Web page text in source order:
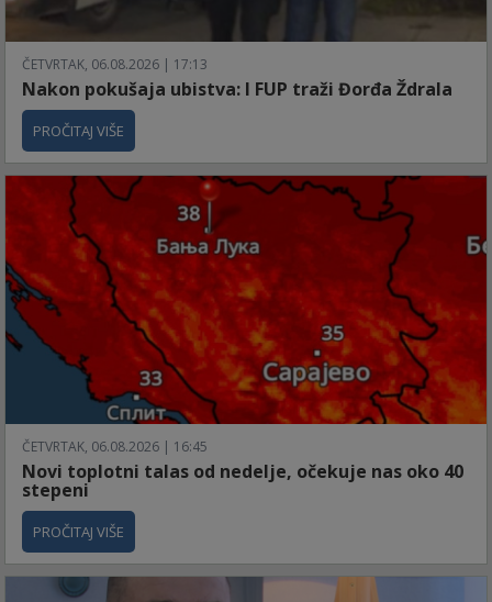
ČETVRTAK, 06.08.2026 | 17:13
Nakon pokušaja ubistva: I FUP traži Đorđa Ždrala
PROČITAJ VIŠE
ČETVRTAK, 06.08.2026 | 16:45
Novi toplotni talas od nedelje, očekuje nas oko 40
stepeni
PROČITAJ VIŠE